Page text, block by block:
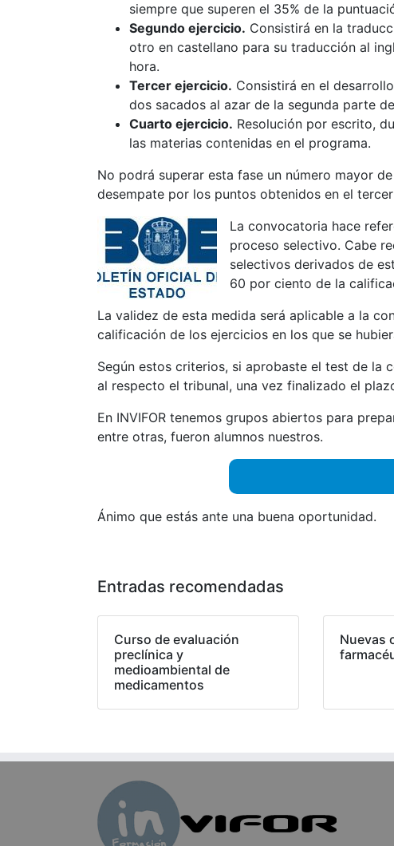
siempre que superen el 35% de la
Segundo ejercicio. Consistirá en la
otro en castellano para su traducción al
hora.
Tercer ejercicio. Consistirá en el
dos sacados al azar de la segunda parte
Cuarto ejercicio. Resolución por escrito,
las materias contenidas en el programa.
No podrá superar esta fase un número mayor
desempate por los puntos obtenidos en el
La convocatoria hace
proceso selectivo. Cabe
selectivos derivados de
60 por ciento de la
La validez de esta medida será aplicable a la
calificación de los ejercicios en los que se
Según estos criterios, si aprobaste el test de la
al respecto el tribunal, una vez finalizado el
En INVIFOR tenemos grupos abiertos para
entre otras, fueron alumnos nuestros.
Ánimo que estás ante una buena oportunidad.
Entradas recomendadas
Curso de evaluación
preclínica y
medioambiental de
medicamentos
Nuevas